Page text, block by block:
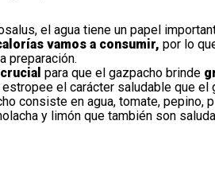
, el agua tiene un papel
vamos a consumir, por lo
preparación.
para que el gazpacho brinde
el carácter saludable que el
consiste en agua, tomate, pepino,
y limón que también son